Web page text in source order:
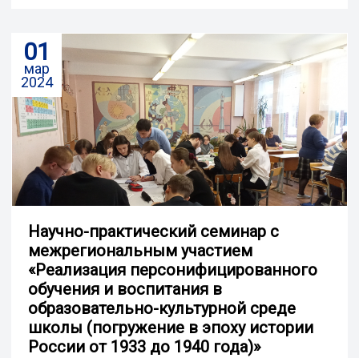
01
мар
2024
Научно-практический семинар с
межрегиональным участием
«Реализация персонифицированного
обучения и воспитания в
образовательно-культурной среде
школы (погружение в эпоху истории
России от 1933 до 1940 года)»